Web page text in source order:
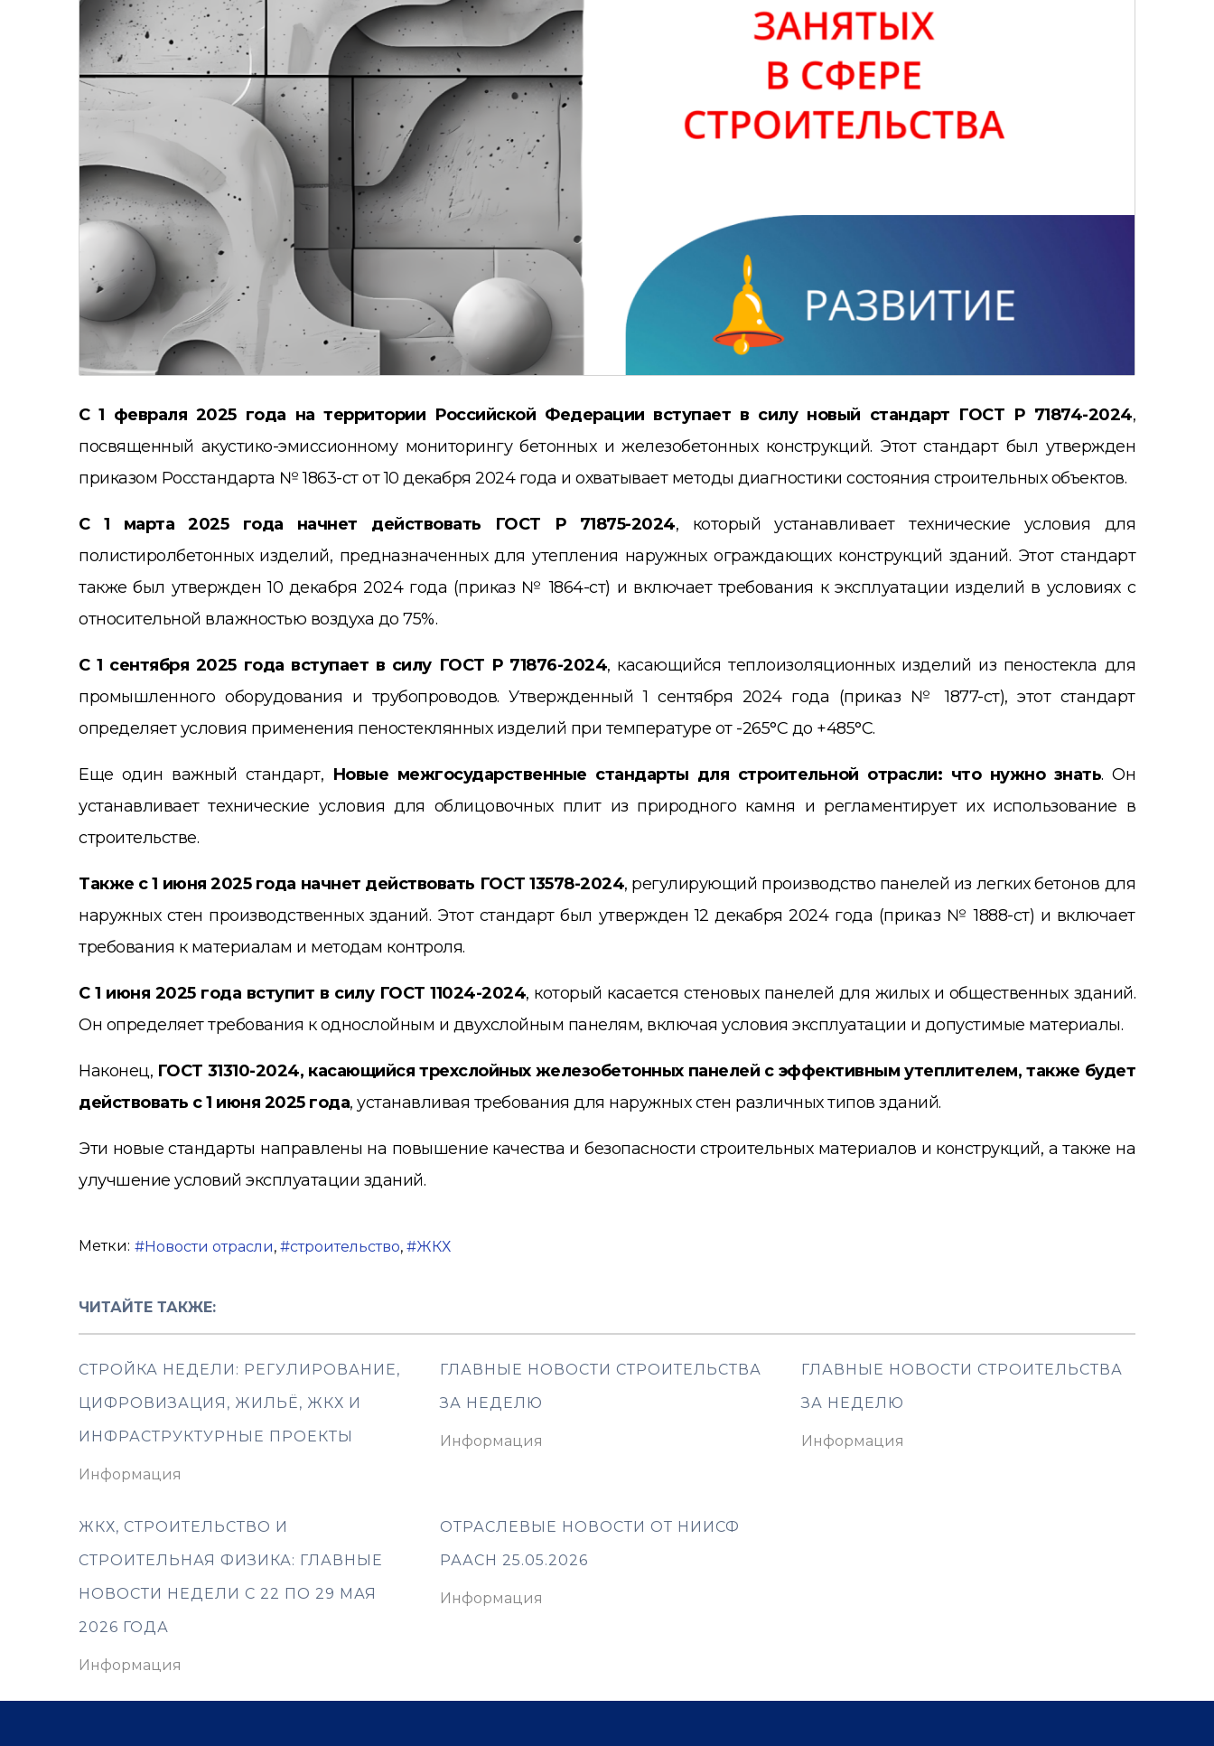
С 1 февраля 2025 года на территории Российской Федерации вступает в силу новый стандарт ГОСТ Р 71874-2024,
посвященный акустико-эмиссионному мониторингу бетонных и железобетонных конструкций. Этот стандарт был утвержден
приказом Росстандарта № 1863-ст от 10 декабря 2024 года и охватывает методы диагностики состояния строительных объектов.
С 1 марта 2025 года начнет действовать ГОСТ Р 71875-2024, который устанавливает технические условия для
полистиролбетонных изделий, предназначенных для утепления наружных ограждающих конструкций зданий. Этот стандарт
также был утвержден 10 декабря 2024 года (приказ № 1864-ст) и включает требования к эксплуатации изделий в условиях с
относительной влажностью воздуха до 75%.
С 1 сентября 2025 года вступает в силу ГОСТ Р 71876-2024, касающийся теплоизоляционных изделий из пеностекла для
промышленного оборудования и трубопроводов. Утвержденный 1 сентября 2024 года (приказ № 1877-ст), этот стандарт
определяет условия применения пеностеклянных изделий при температуре от -265°C до +485°C.
Еще один важный стандарт, Новые межгосударственные стандарты для строительной отрасли: что нужно знать. Он
устанавливает технические условия для облицовочных плит из природного камня и регламентирует их использование в
строительстве.
Также с 1 июня 2025 года начнет действовать ГОСТ 13578-2024, регулирующий производство панелей из легких бетонов для
наружных стен производственных зданий. Этот стандарт был утвержден 12 декабря 2024 года (приказ № 1888-ст) и включает
требования к материалам и методам контроля.
С 1 июня 2025 года вступит в силу ГОСТ 11024-2024, который касается стеновых панелей для жилых и общественных зданий.
Он определяет требования к однослойным и двухслойным панелям, включая условия эксплуатации и допустимые материалы.
Наконец, ГОСТ 31310-2024, касающийся трехслойных железобетонных панелей с эффективным утеплителем, также будет
действовать с 1 июня 2025 года, устанавливая требования для наружных стен различных типов зданий.
Эти новые стандарты направлены на повышение качества и безопасности строительных материалов и конструкций, а также на
улучшение условий эксплуатации зданий.
Метки: Новости отрасли строительство ЖКХ
ЧИТАЙТЕ ТАКЖЕ:
СТРОЙКА НЕДЕЛИ: РЕГУЛИРОВАНИЕ,
ЦИФРОВИЗАЦИЯ, ЖИЛЬЁ, ЖКХ И
ИНФРАСТРУКТУРНЫЕ ПРОЕКТЫ
Информация
ГЛАВНЫЕ НОВОСТИ СТРОИТЕЛЬСТВА
ЗА НЕДЕЛЮ
Информация
ГЛАВНЫЕ НОВОСТИ СТРОИТЕЛЬСТВА
ЗА НЕДЕЛЮ
Информация
ЖКХ, СТРОИТЕЛЬСТВО И
СТРОИТЕЛЬНАЯ ФИЗИКА: ГЛАВНЫЕ
НОВОСТИ НЕДЕЛИ С 22 ПО 29 МАЯ
2026 ГОДА
Информация
ОТРАСЛЕВЫЕ НОВОСТИ ОТ НИИСФ
РААСН 25.05.2026
Информация